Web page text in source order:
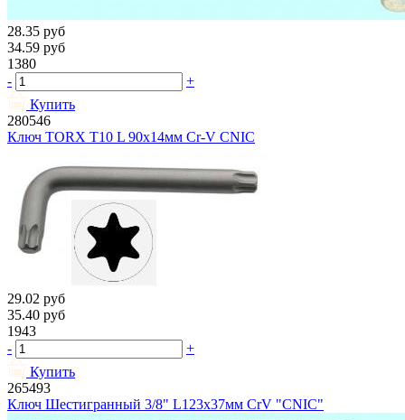
28.35 руб
34.59 руб
1380
-
+
Купить
280546
Ключ TORX T10 L 90х14мм Cr-V CNIC
29.02 руб
35.40 руб
1943
-
+
Купить
265493
Ключ Шестигранный 3/8" L123х37мм CrV "CNIC"